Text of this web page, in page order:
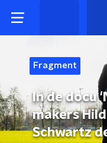
Fragment
In de docu
makers
Schwartz